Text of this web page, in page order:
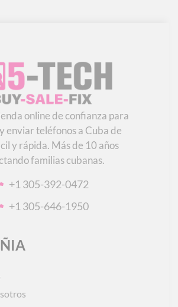
online de confianza para
enviar teléfonos a Cuba de
y rápida. Más de 10 años
familias cubanas.
+1 305-392-0472
+1 305-646-1950